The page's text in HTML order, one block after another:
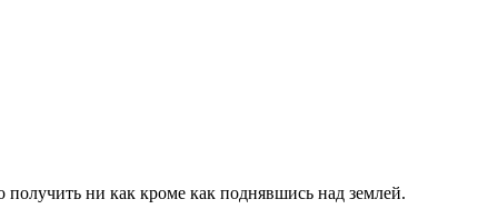
ни как кроме как поднявшись над землей.